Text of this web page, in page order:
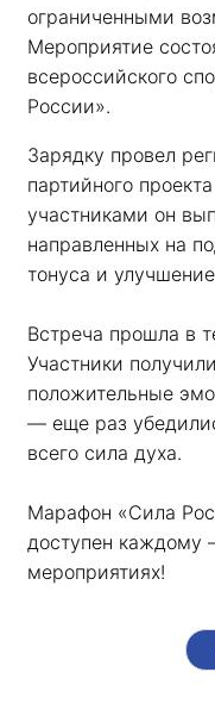
ограниченными
Мероприятие
всероссийского
России».
Зарядку провел
партийного
участниками он
направленных на
тонуса и
Встреча прошла в
Участники
положительные
— еще раз
всего сила духа.
Марафон «Сила
доступен
мероприятиях!